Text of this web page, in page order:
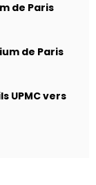
de Paris
de Paris
UPMC vers